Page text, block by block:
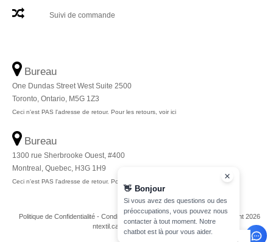
Suivi de commande
Bureau
One Dundas Street West Suite 2500
Toronto, Ontario, M5G 1Z3
Ceci n'est PAS l'adresse de retour. Pour les retours, voir ici
Bureau
1300 rue Sherbrooke Ouest, #400
Montreal, Quebec, H3G 1H9
Ceci n'est PAS l'adresse de retour. Pour les retours, voir ici
Politique de Confidentialité - Conditions Générales - Plan du Site
Copyright 2026
ntextil.ca - Tous droits réservés
👋 Bonjour
Si vous avez des questions ou des
préoccupations, vous pouvez nous
contacter à tout moment. Notre
chatbot est là pour vous aider.